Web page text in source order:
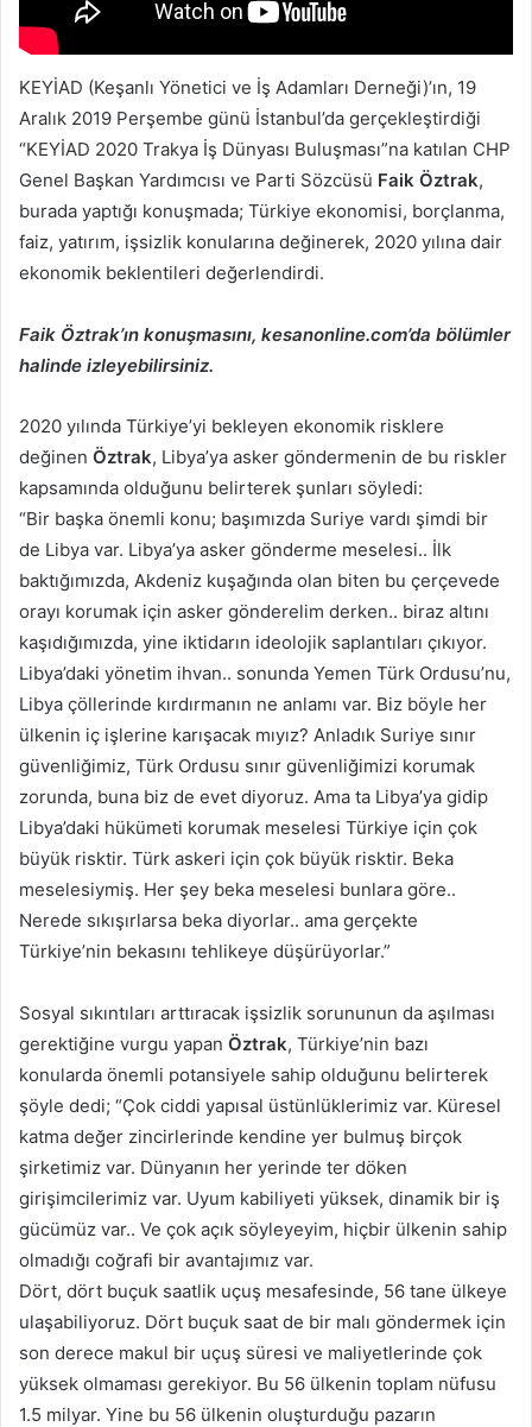
KEYİAD (Keşanlı Yönetici ve İş Adamları Derneği)’ın, 19
Aralık 2019 Perşembe günü İstanbul’da gerçekleştirdiği
“KEYİAD 2020 Trakya İş Dünyası Buluşması”na katılan CHP
Genel Başkan Yardımcısı ve Parti Sözcüsü Faik Öztrak,
burada yaptığı konuşmada; Türkiye ekonomisi, borçlanma,
faiz, yatırım, işsizlik konularına değinerek, 2020 yılına dair
ekonomik beklentileri değerlendirdi.
Faik Öztrak’ın konuşmasını, kesanonline.com’da bölümler
halinde izleyebilirsiniz.
2020 yılında Türkiye’yi bekleyen ekonomik risklere
değinen Öztrak, Libya’ya asker göndermenin de bu riskler
kapsamında olduğunu belirterek şunları söyledi:
“Bir başka önemli konu; başımızda Suriye vardı şimdi bir
de Libya var. Libya’ya asker gönderme meselesi.. İlk
baktığımızda, Akdeniz kuşağında olan biten bu çerçevede
orayı korumak için asker gönderelim derken.. biraz altını
kaşıdığımızda, yine iktidarın ideolojik saplantıları çıkıyor.
Libya’daki yönetim ihvan.. sonunda Yemen Türk Ordusu’nu,
Libya çöllerinde kırdırmanın ne anlamı var. Biz böyle her
ülkenin iç işlerine karışacak mıyız? Anladık Suriye sınır
güvenliğimiz, Türk Ordusu sınır güvenliğimizi korumak
zorunda, buna biz de evet diyoruz. Ama ta Libya’ya gidip
Libya’daki hükümeti korumak meselesi Türkiye için çok
büyük risktir. Türk askeri için çok büyük risktir. Beka
meselesiymiş. Her şey beka meselesi bunlara göre..
Nerede sıkışırlarsa beka diyorlar.. ama gerçekte
Türkiye’nin bekasını tehlikeye düşürüyorlar.”
Sosyal sıkıntıları arttıracak işsizlik sorununun da aşılması
gerektiğine vurgu yapan Öztrak, Türkiye’nin bazı
konularda önemli potansiyele sahip olduğunu belirterek
şöyle dedi; “Çok ciddi yapısal üstünlüklerimiz var. Küresel
katma değer zincirlerinde kendine yer bulmuş birçok
şirketimiz var. Dünyanın her yerinde ter döken
girişimcilerimiz var. Uyum kabiliyeti yüksek, dinamik bir iş
gücümüz var.. Ve çok açık söyleyeyim, hiçbir ülkenin sahip
olmadığı coğrafi bir avantajımız var.
Dört, dört buçuk saatlik uçuş mesafesinde, 56 tane ülkeye
ulaşabiliyoruz. Dört buçuk saat de bir malı göndermek için
son derece makul bir uçuş süresi ve maliyetlerinde çok
yüksek olmaması gerekiyor. Bu 56 ülkenin toplam nüfusu
1.5 milyar. Yine bu 56 ülkenin oluşturduğu pazarın